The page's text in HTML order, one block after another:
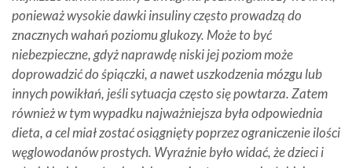
ponieważ wysokie dawki insuliny często prowadzą do
znacznych wahań poziomu glukozy. Może to być
niebezpieczne, gdyż naprawdę niski jej poziom może
doprowadzić do śpiączki, a nawet uszkodzenia mózgu lub
innych powikłań, jeśli sytuacja często się powtarza. Zatem
również w tym wypadku najważniejsza była odpowiednia
dieta, a cel miał zostać osiągnięty poprzez ograniczenie ilości
węglowodanów prostych. Wyraźnie było widać, że dzieci i